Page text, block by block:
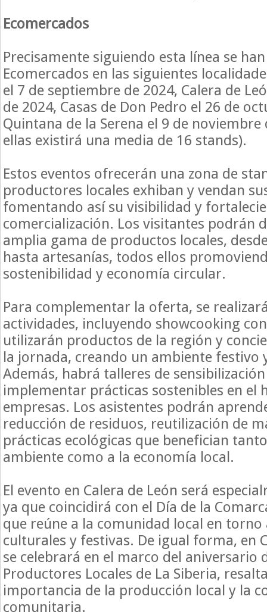
Ecomercados
Precisamente siguiendo esta línea se
Ecomercados en las siguientes
el 7 de septiembre de 2024, Calera de
de 2024, Casas de Don Pedro el 26 de
Quintana de la Serena el 9 de noviembre
ellas existirá una media de 16 stands).
Estos eventos ofrecerán una zona de
productores locales exhiban y vendan
fomentando así su visibilidad y
comercialización. Los visitantes podrán
amplia gama de productos locales,
hasta artesanías, todos ellos
sostenibilidad y economía circular.
Para complementar la oferta, se
actividades, incluyendo showcooking
utilizarán productos de la región y
la jornada, creando un ambiente festivo
Además, habrá talleres de
implementar prácticas sostenibles en el
empresas. Los asistentes podrán
reducción de residuos, reutilización de
prácticas ecológicas que benefician
ambiente como a la economía local.
El evento en Calera de León será
ya que coincidirá con el Día de la
que reúne a la comunidad local en torno
culturales y festivas. De igual forma, en
se celebrará en el marco del aniversario
Productores Locales de La Siberia,
importancia de la producción local y la
comunitaria.